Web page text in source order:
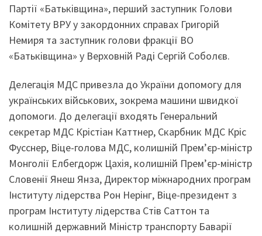
Партії «Батьківщина», перший заступник Голови
Комітету ВРУ у закордонних справах Григорій
Немиря та заступник голови фракції ВО
«Батьківщина» у Верховній Раді Сергій Соболєв.
Делегація МДС привезла до України допомогу для
українських військових, зокрема машини швидкої
допомоги. До делегації входять Генеральний
секретар МДС Крістіан Каттнер, Скарбник МДС Кріс
Фусснер, Віце-голова МДС, колишній Прем’єр-міністр
Монголії Елбегдорж Цахія, колишній Прем’єр-міністр
Словенії Янеш Янза, Директор міжнародних програм
Інституту лідерства Рон Нерінг, Віце-президент з
програм Інституту лідерства Стів Саттон та
колишній державний Міністр транспорту Баварії